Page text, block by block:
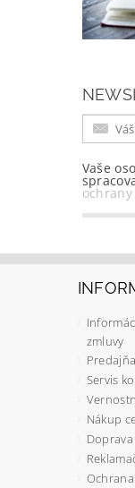
Vaše
zmluvy
Predajňa
Servis
Nákup
Doprava